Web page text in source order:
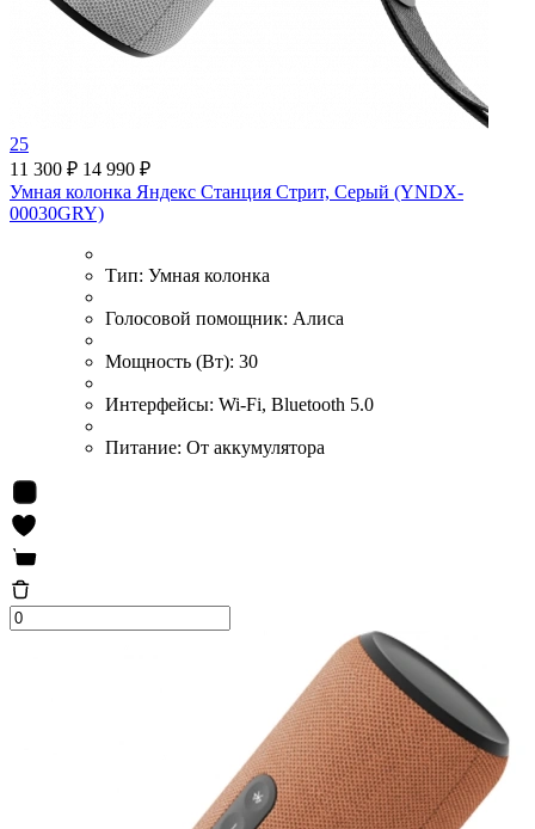
25
11 300 ₽ 14 990 ₽
Умная колонка Яндекс Станция Стрит, Серый (YNDX-
00030GRY)
Тип: Умная колонка
Голосовой помощник: Алиса
Мощность (Вт): 30
Интерфейсы: Wi-Fi, Bluetooth 5.0
Питание: От аккумулятора